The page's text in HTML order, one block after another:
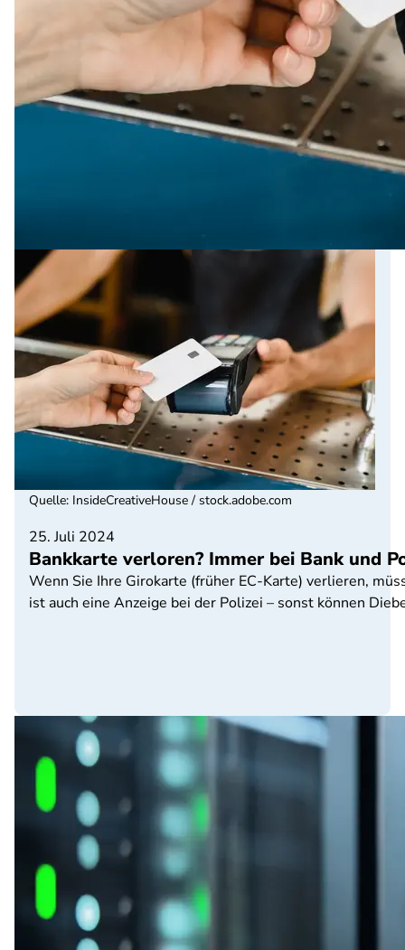
25. Juli 2024
Bankkarte verloren? Immer bei Bank und
Wenn Sie Ihre Girokarte (früher EC-Karte) verlieren,
ist auch eine Anzeige bei der Polizei – sonst können
Quelle: InsideCreativeHouse / stock.adobe.com